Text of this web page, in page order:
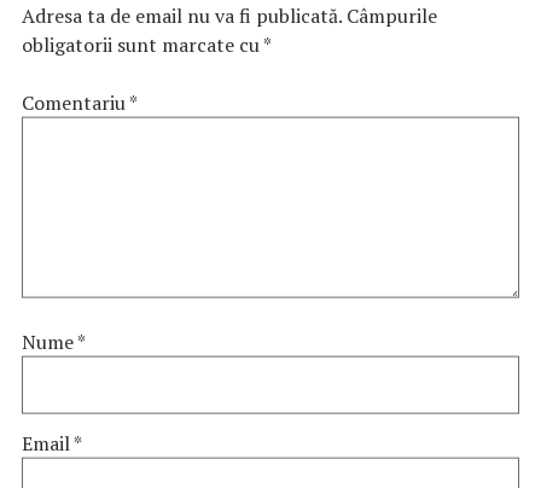
Adresa ta de email nu va fi publicată. Câmpurile
obligatorii sunt marcate cu*
Comentariu*
Nume*
Email*